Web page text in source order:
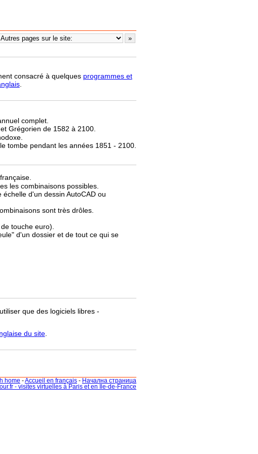
consacré à quelques programmes et
.
complet.
Grégorien de 1582 à 2100.
tombe pendant les années 1851 - 2100.
les combinaisons possibles.
d'un dessin AutoCAD ou
sont très drôles.
touche euro).
d'un dossier et de tout ce qui se
que des logiciels libres -
du site.
home -Accueil en français - Начална страница
- visites virtuelles à Paris et en Ile-de-France